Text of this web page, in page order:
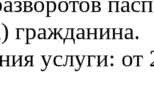
гражданина.
услуги: от